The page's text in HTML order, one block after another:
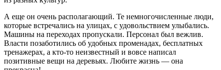
А еще он очень располагающий. Те немногочисленные люди,
которые встречались на улицах, с удовольствием улыбались.
Машины на переходах пропускали. Персонал был вежлив.
Власти позаботились об удобных променадах, бесплатных
тренажерах, а кто-то неизвестный и вовсе написал
позитивные вещи на деревьях. Любите жизнь — она